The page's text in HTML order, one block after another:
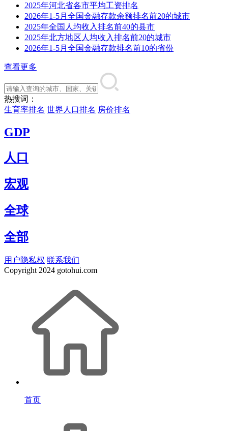
2025年河北省各市平均工资排名
2026年1-5月全国金融存款余额排名前20的城市
2025年全国人均收入排名前40的县市
2025年北方地区人均收入排名前20的城市
2026年1-5月全国金融存款排名前10的省份
查看更多
热搜词：
生育率排名 世界人口排名 房价排名
GDP
人口
宏观
全球
全部
用户隐私权 联系我们
Copyright 2024 gotohui.com
首页